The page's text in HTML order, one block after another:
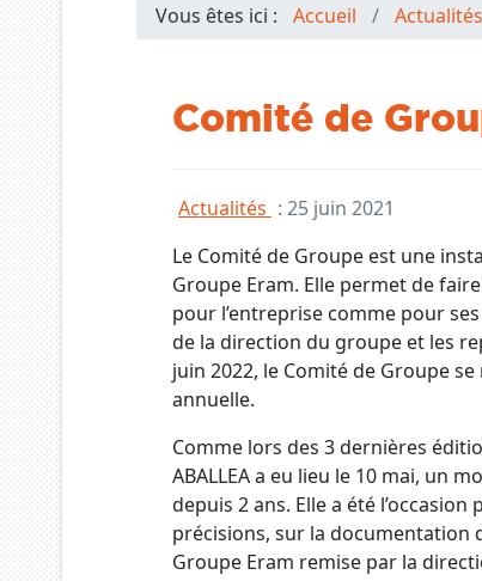
Vous êtes ici : Accueil Actualités
Comité de
Actualités : 25 juin 2021
Le Comité de Groupe est une
Groupe Eram. Elle permet de
pour l’entreprise comme pour
de la direction du groupe et les
juin 2022, le Comité de Groupe
annuelle.
Comme lors des 3 dernières
ABALLEA a eu lieu le 10 mai, un
depuis 2 ans. Elle a été
précisions, sur la documentation
Groupe Eram remise par la